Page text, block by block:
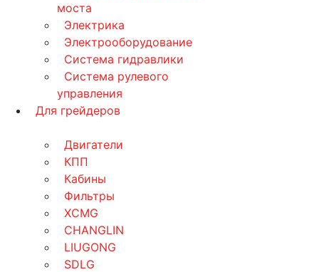
моста
Электрика
Электрооборудование
Система гидравлики
Система рулевого
управления
Для грейдеров
Двигатели
КПП
Кабины
Фильтры
XCMG
CHANGLIN
LIUGONG
SDLG